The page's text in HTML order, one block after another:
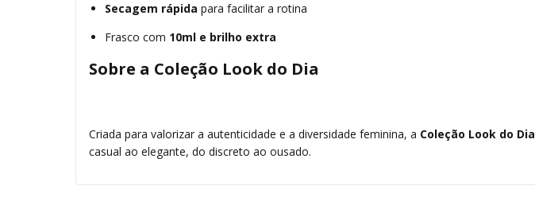
Secagem rápida para facilitar a rotina
Frasco com 10ml e brilho extra
Sobre a Coleção Look do Dia
Criada para valorizar a autenticidade e a diversidade feminina, a Coleção Look do Dia
casual ao elegante, do discreto ao ousado.